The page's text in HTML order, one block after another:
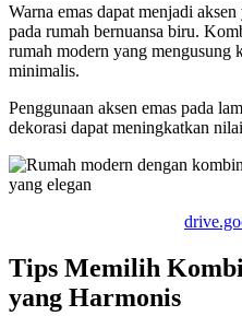
Warna emas dapat menjadi
pada rumah bernuansa biru.
rumah modern yang mengusung
minimalis.
Penggunaan aksen emas pada
dekorasi dapat meningkatkan
Tips Memilih
yang Harmonis